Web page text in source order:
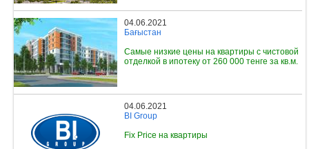
04.06.2021
Бағыстан
Самые низкие цены на квартиры с чистовой
отделкой в ипотеку от 260 000 тенге за кв.м.
04.06.2021
BI Group
Fix Price на квартиры